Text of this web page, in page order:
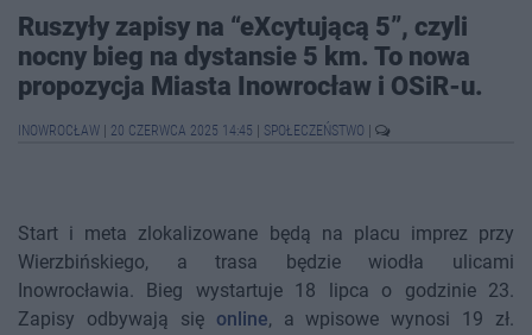
Ruszyły zapisy na “eXcytującą 5”, czyli
nocny bieg na dystansie 5 km. To nowa
propozycja Miasta Inowrocław i OSiR-u.
INOWROCŁAW 20 CZERWCA 2025 14:45 SPOŁECZEŃSTWO
Start i meta zlokalizowane będą na placu imprez przy
Wierzbińskiego, a trasa będzie wiodła ulicami
Inowrocławia. Bieg wystartuje 18 lipca o godzinie 23.
Zapisy odbywają się online, a wpisowe wynosi 19 zł.